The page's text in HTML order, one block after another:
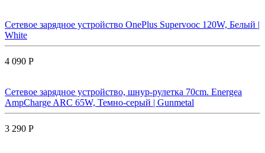
Сетевое зарядное устройство OnePlus Supervooc 120W, Белый |
White
4 090 Р
Сетевое зарядное устройство, шнур-рулетка 70cm. Energea
AmpCharge ARC 65W, Темно-серый | Gunmetal
3 290 Р